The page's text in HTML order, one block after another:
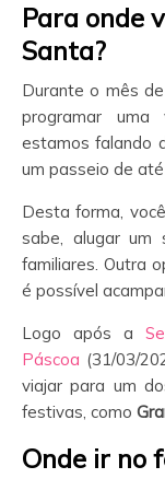
Para onde
Santa?
Durante o mês
programar uma
estamos falando
um passeio de
Desta forma,
sabe, alugar um
familiares. Outra
é possível
Logo após a
Páscoa (31/03/
viajar para um
festivas, como
Onde ir no